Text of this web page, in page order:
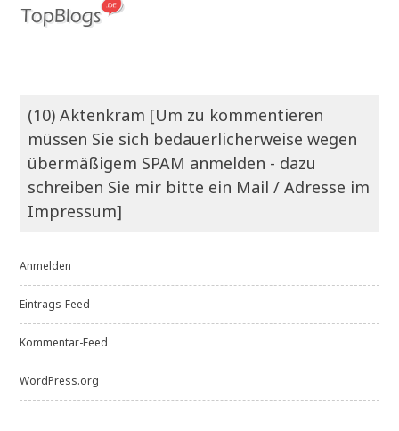
(10) Aktenkram [Um zu kommentieren
müssen Sie sich bedauerlicherweise wegen
übermäßigem SPAM anmelden - dazu
schreiben Sie mir bitte ein Mail / Adresse im
Impressum]
Anmelden
Eintrags-Feed
Kommentar-Feed
WordPress.org